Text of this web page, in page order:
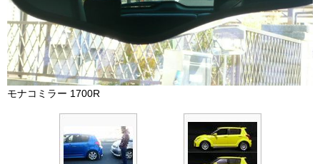
モナコミラー 1700R